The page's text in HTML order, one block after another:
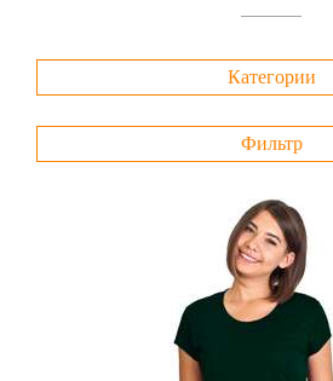
Категории
Фильтр